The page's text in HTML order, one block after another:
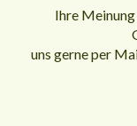
Ihre
uns gerne per